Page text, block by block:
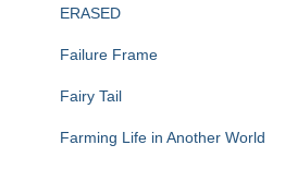
ERASED
Failure Frame
Fairy Tail
Farming Life in Another World